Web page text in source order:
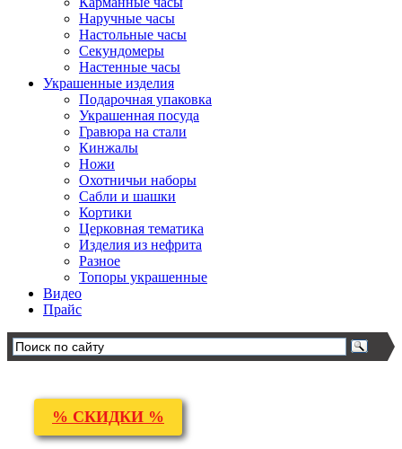
Наручные часы
Настольные часы
Секундомеры
Настенные часы
Украшенные изделия
Подарочная упаковка
Украшенная посуда
Гравюра на стали
Кинжалы
Ножи
Охотничьи наборы
Сабли и шашки
Кортики
Церковная тематика
Изделия из нефрита
Разное
Топоры украшенные
Видео
Прайс
% СКИДКИ %